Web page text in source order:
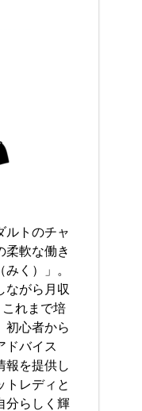
ルトのチャ
柔軟な働き
く）」。
ながら月収
れまで培
初心者から
ドバイス
報を提供し
トレディと
分らしく輝